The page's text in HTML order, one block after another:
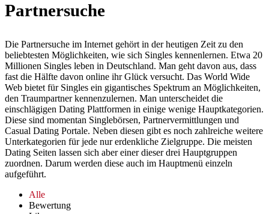
Partnersuche
Die Partnersuche im Internet gehört in der heutigen Zeit zu den
beliebtesten Möglichkeiten, wie sich Singles kennenlernen. Etwa 20
Millionen Singles leben in Deutschland. Man geht davon aus, dass
fast die Hälfte davon online ihr Glück versucht. Das World Wide
Web bietet für Singles ein gigantisches Spektrum an Möglichkeiten,
den Traumpartner kennenzulernen. Man unterscheidet die
einschlägigen Dating Plattformen in einige wenige Hauptkategorien.
Diese sind momentan Singlebörsen, Partnervermittlungen und
Casual Dating Portale. Neben diesen gibt es noch zahlreiche weitere
Unterkategorien für jede nur erdenkliche Zielgruppe. Die meisten
Dating Seiten lassen sich aber einer dieser drei Hauptgruppen
zuordnen. Darum werden diese auch im Hauptmenü einzeln
aufgeführt.
Alle
Bewertung